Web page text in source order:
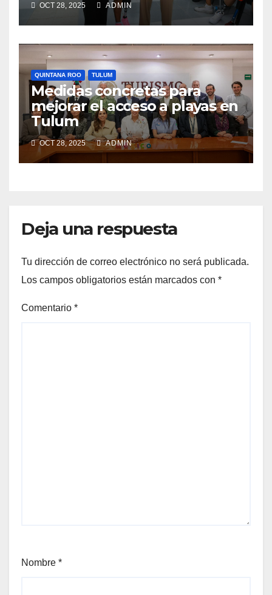
OCT 28, 2025 ADMIN
QUINTANA ROO TULUM
Medidas concretas para
mejorar el acceso a playas en
Tulum
OCT 28, 2025 ADMIN
Deja una respuesta
Tu dirección de correo electrónico no será publicada.
Los campos obligatorios están marcados con *
Comentario *
Nombre *